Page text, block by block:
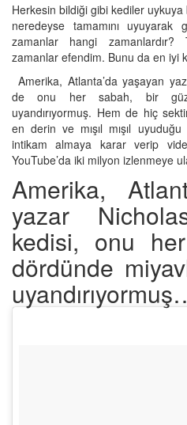
Herkesin bildiği gibi kediler uykuya
neredeyse tamamını uyuyarak
zamanlar hangi
zamanlar efendim. Bunu da en iyi
Amerika, Atlanta’da yaşayan
de onu her sabah, bir
uyandırıyormuş. Hem de hiç
en derin ve mışıl mışıl
intikam almaya karar verip
YouTube’da iki milyon izlenmeye
Amerika,
yazar
kedisi, onu
dördünde